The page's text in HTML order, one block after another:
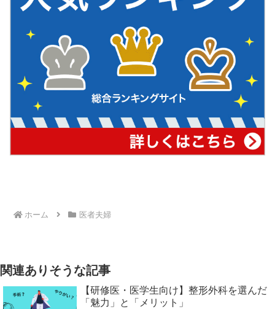
ホーム 医者夫婦
関連ありそうな記事
【研修医・医学生向け】整形外科を選んだ
「魅力」と「メリット」